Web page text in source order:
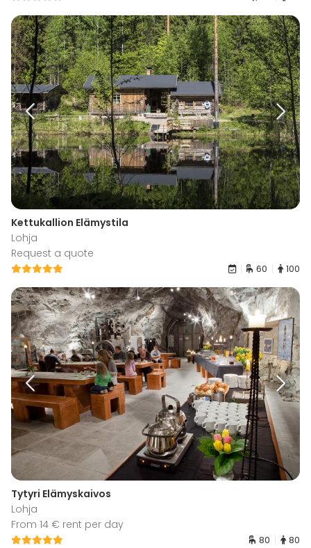
Kettukallion Elämystila
Lohja
Request a quote
60 100
Tytyri Elämyskaivos
Lohja
From 14 € rent per day
80 80